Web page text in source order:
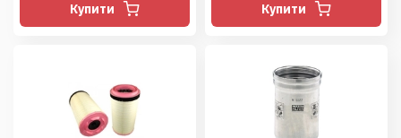
Купити Купити